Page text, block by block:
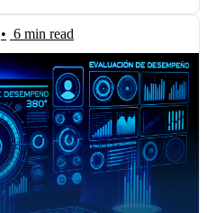
• 6 min read